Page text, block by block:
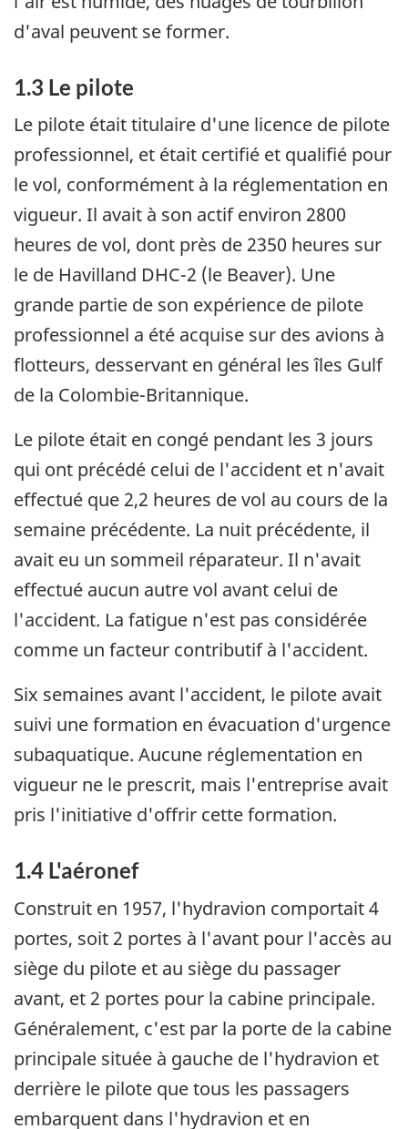
d'aval peuvent se former.
1.3 Le pilote
Le pilote était titulaire d'une licence de pilote
professionnel, et était certifié et qualifié pour
le vol, conformément à la réglementation en
vigueur. Il avait à son actif environ 2800
heures de vol, dont près de 2350 heures sur
le de Havilland DHC-2 (le Beaver). Une
grande partie de son expérience de pilote
professionnel a été acquise sur des avions à
flotteurs, desservant en général les îles Gulf
de la Colombie-Britannique.
Le pilote était en congé pendant les 3 jours
qui ont précédé celui de l'accident et n'avait
effectué que 2,2 heures de vol au cours de la
semaine précédente. La nuit précédente, il
avait eu un sommeil réparateur. Il n'avait
effectué aucun autre vol avant celui de
l'accident. La fatigue n'est pas considérée
comme un facteur contributif à l'accident.
Six semaines avant l'accident, le pilote avait
suivi une formation en évacuation d'urgence
subaquatique. Aucune réglementation en
vigueur ne le prescrit, mais l'entreprise avait
pris l'initiative d'offrir cette formation.
1.4 L'aéronef
Construit en 1957, l'hydravion comportait 4
portes, soit 2 portes à l'avant pour l'accès au
siège du pilote et au siège du passager
avant, et 2 portes pour la cabine principale.
Généralement, c'est par la porte de la cabine
principale située à gauche de l'hydravion et
derrière le pilote que tous les passagers
embarquent dans l'hydravion et en